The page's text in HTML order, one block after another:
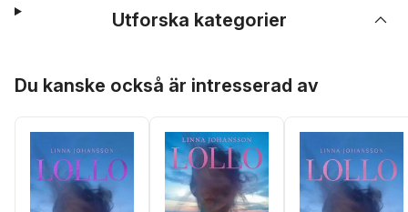
Utforska kategorier
Du kanske också är intresserad av